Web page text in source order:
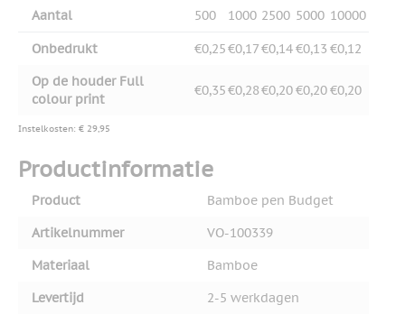
Aantal 500 1000 2500 5000 10000
Onbedrukt €0,25€0,17€0,14€0,13 €0,12
Op de houder Full
colour print
€0,35€0,28€0,20€0,20€0,20
Instelkosten: € 29,95
Productinformatie
Product
Bamboe pen Budget
Artikelnummer
VO-100339
Materiaal
Bamboe
Levertijd
2-5 werkdagen